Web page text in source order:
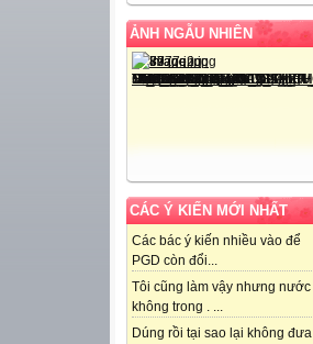
ẢNH NGẪU NHIÊN
CÁC Ý KIẾN MỚI NHẤT
Các bác ý kiến nhiều vào để
PGD còn đổi...
Tôi cũng làm vậy nhưng nước
không trong . ...
Dúng rồi tại sao lại không đưa